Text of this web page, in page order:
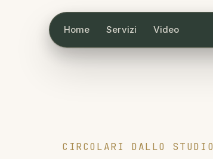
Home Servizi Video
CIRCOLARI DALLO STUDIO